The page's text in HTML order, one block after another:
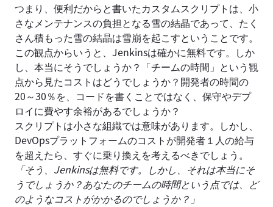
つまり、便利だからと書いたカスタムスクリプトは、小
さなメンテナンスの負担となる雪の結晶であって、たく
さん積もった雪の結晶は雪崩を起こすということです。
この観点からいうと、Jenkinsは確かに無料です。しか
し、本当にそうでしょうか？「チームの時間」という観
点から見たコストはどうでしょうか？開発者の時間の
20～30％を、コードを書くことではなく、保守やデプ
ロイに費やす余裕があるでしょうか？
スクリプトは小さな組織では意味があります。しかし、
DevOpsプラットフォームのコストが開発者１人の給与
を超えたら、すぐに乗り換えを考えるべきでしょう。
「そう、Jenkinsは無料です。しかし、それは本当にそ
うでしょうか？あなたのチームの時間という点では、ど
のようなコストがかかるのでしょうか？」